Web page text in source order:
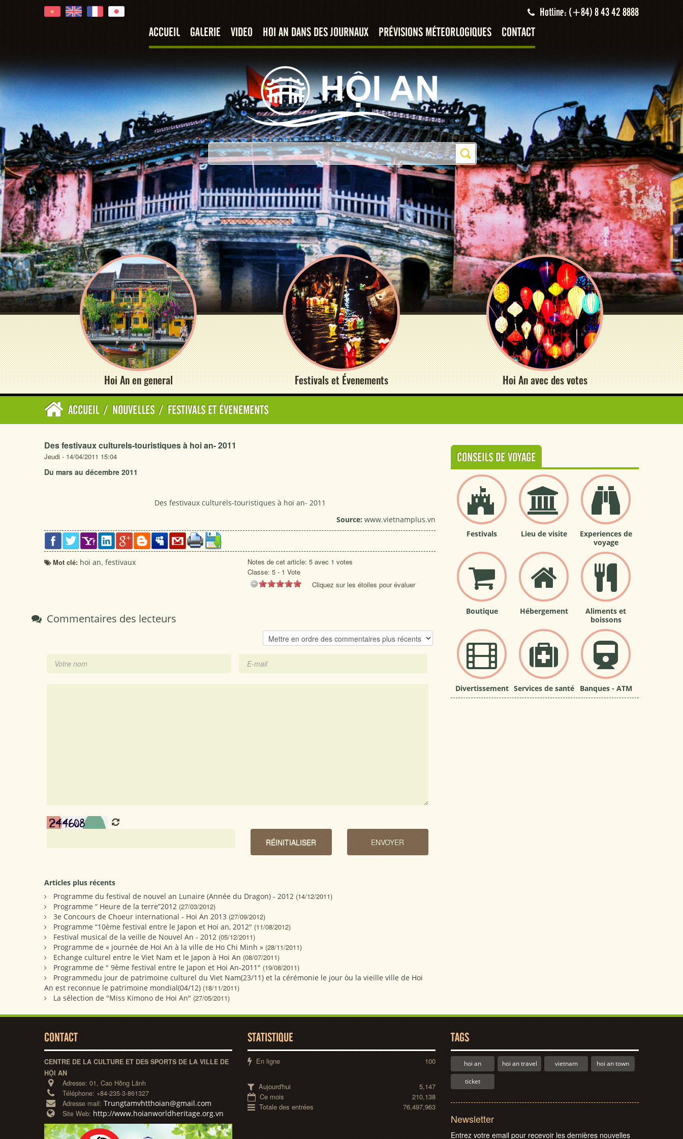
Hotline: (+84) 8 43 42 8888
ACCUEIL GALERIE VIDEO HOI AN DANS DES JOURNAUX PRÉVISIONS MÉTEORLOGIQUES CONTACT
Hoi An en general Festivals et Évenements Hoi An avec des votes
ACCUEIL / NOUVELLES / FESTIVALS ET ÉVENEMENTS
Des festivaux culturels-touristiques à hoi an- 2011
Jeudi - 14/04/2011 15:04
Du mars au décembre 2011
Des festivaux culturels-touristiques à hoi an- 2011
Source: www.vietnamplus.vn
Mot clé: hoi an, festivaux
Notes de cet article: 5 avec 1 votes
Classe: 5 - 1 Vote
Cliquez sur les étoiles pour évaluer
Commentaires des lecteurs
Articles plus récents
Programme du festival de nouvel an Lunaire (Année du Dragon) - 2012 (14/12/2011)
Programme “ Heure de la terre”2012 (27/03/2012)
3e Concours de Choeur international - Hoi An 2013 (27/09/2012)
Programme “10ème festival entre le Japon et Hoi an, 2012" (11/08/2012)
Festival musical de la veille de Nouvel An - 2012 (05/12/2011)
Programme de « journée de Hoi An à la ville de Ho Chi Minh » (28/11/2011)
Echange culturel entre le Viet Nam et le Japon à Hoi An (08/07/2011)
Programme de " 9ème festival entre le Japon et Hoi An-2011" (19/08/2011)
Programmedu jour de patrimoine culturel du Viet Nam(23/11) et la cérémonie le jour òu la vieille ville de Hoi
An est reconnue le patrimoine mondial(04/12) (18/11/2011)
La sélection de "Miss Kimono de Hoi An" (27/05/2011)
CONSEILS DE VOYAGE
Festivals Lieu de visite
Experiences de
voyage
Boutique Hébergement
Aliments et
boissons
Divertissement Services de santé Banques - ATM
CONTACT
CENTRE DE LA CULTURE ET DES SPORTS DE LA VILLE DE
HỘI AN
Adresse: 01, Cao Hồng Lãnh
Téléphone: +84-235-3-861327
Adresse mail: Trungtamvhtthoian@gmail.com
Site Web: http://www.hoianworldheritage.org.vn
STATISTIQUE
En ligne 100
Aujourd'hui
5,147
Ce mois
210,138
Totale des entrées
76,497,963
TAGS
hoi an hoi an travel vietnam hoi an town
ticket
Newsletter
Entrez votre email pour recevoir les dernières nouvelles